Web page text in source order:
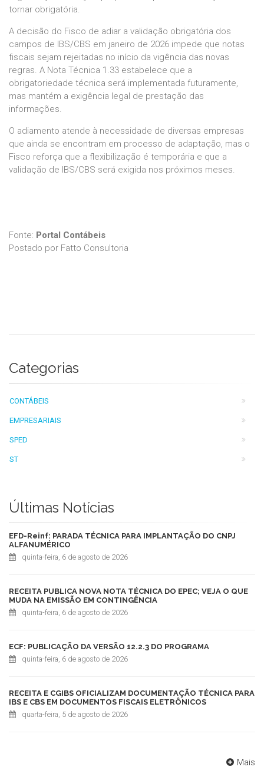
tornar obrigatória.
A decisão do Fisco de adiar a validação obrigatória dos
campos de IBS/CBS em janeiro de 2026 impede que notas
fiscais sejam rejeitadas no início da vigência das novas
regras. A Nota Técnica 1.33 estabelece que a
obrigatoriedade técnica será implementada futuramente,
mas mantém a exigência legal de prestação das
informações.
O adiamento atende à necessidade de diversas empresas
que ainda se encontram em processo de adaptação, mas o
Fisco reforça que a flexibilização é temporária e que a
validação de IBS/CBS será exigida nos próximos meses.
Fonte: Portal Contábeis
Postado por Fatto Consultoria
Categorias
CONTÁBEIS
EMPRESARIAIS
SPED
ST
Últimas Notícias
EFD-Reinf: PARADA TÉCNICA PARA IMPLANTAÇÃO DO CNPJ
ALFANUMÉRICO
quinta-feira, 6 de agosto de 2026
RECEITA PUBLICA NOVA NOTA TÉCNICA DO EPEC; VEJA O QUE
MUDA NA EMISSÃO EM CONTINGÊNCIA
quinta-feira, 6 de agosto de 2026
ECF: PUBLICAÇÃO DA VERSÃO 12.2.3 DO PROGRAMA
quinta-feira, 6 de agosto de 2026
RECEITA E CGIBS OFICIALIZAM DOCUMENTAÇÃO TÉCNICA PARA
IBS E CBS EM DOCUMENTOS FISCAIS ELETRÔNICOS
quarta-feira, 5 de agosto de 2026
Mais